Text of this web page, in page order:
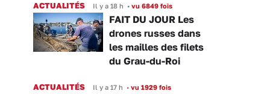
ACTUALITÉS Il y a 18 h • vu 6849 fois
FAIT DU JOUR Les
drones russes dans
les mailles des filets
du Grau-du-Roi
ACTUALITÉS Il y a 17 h • vu 1929 fois